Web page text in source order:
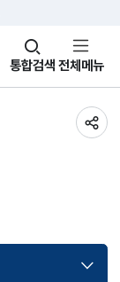
통합검색
창
열기 전체메뉴